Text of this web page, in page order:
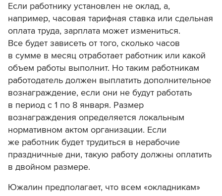
Если работнику установлен не оклад, а,
например, часовая тарифная ставка или сдельная
оплата труда, зарплата может измениться.
Все будет зависеть от того, сколько часов
в сумме в месяц отработает работник или какой
объем работы выполнит. Но таким работникам
работодатель должен выплатить дополнительное
вознаграждение, если они не будут работать
в период с 1 по 8 января. Размер
вознаграждения определяется локальным
нормативном актом организации. Если
же работник будет трудиться в нерабочие
праздничные дни, такую работу должны оплатить
в двойном размере.
Южалин предполагает, что всем «окладникам»